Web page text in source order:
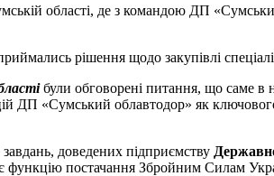
області, де з командою ДП
рішення щодо закупівлі
були обговорені питання, що саме
ДП «Сумський облавтодор» як
доведених підприємству
функцію постачання Збройним Силам